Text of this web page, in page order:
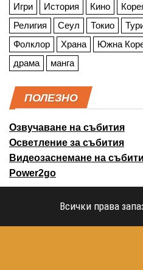
Игри
История Кино
Религия
Сеул Токио
Фолклор
Храна Южна
драма
манга
ПОЛЕЗНО
Озвучаване на събития
Осветление за събития
Видеозаснемане на
Power2go
Всички права